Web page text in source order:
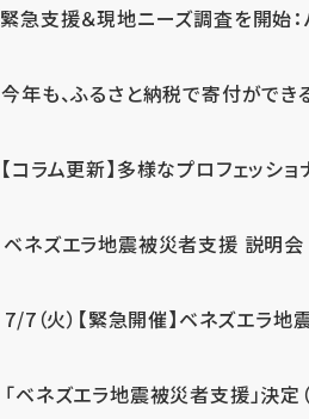
緊急支援＆現地ニーズ調査を開始
今年も、ふるさと納税で寄付ができ
【コラム更新】多様なプロフェッシ
ベネズエラ地震被災者支援 説明
7/7（火）【緊急開催】ベネズエラ
「ベネズエラ地震被災者支援」決定